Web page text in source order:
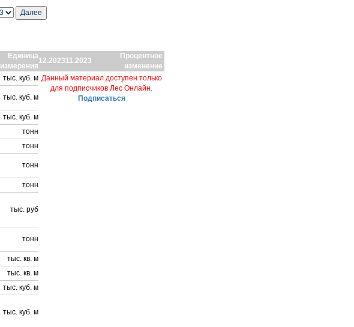
Единица
измерения
12.202311.2023
Процентное
изменение
тыс. куб. м Данный материал доступен только
для подписчиков Лес Онлайн.
Подписаться
тыс. куб. м
тыс. куб. м
тонн
тонн
тонн
тонн
тыс. руб
тонн
тыс. кв. м
тыс. кв. м
тыс. куб. м
тыс. куб. м